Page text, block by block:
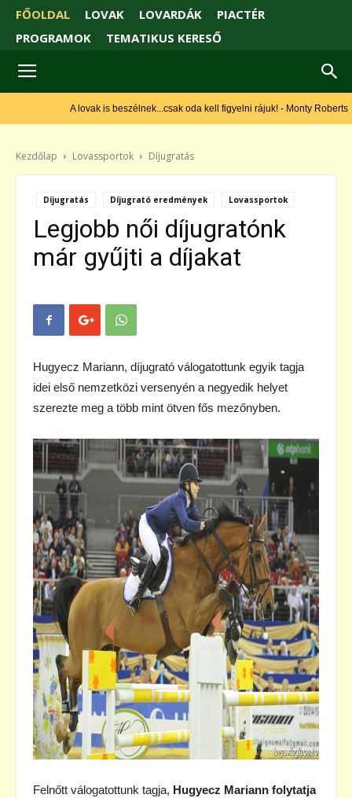
FŐOLDAL LOVAK LOVARDÁK
PIACTÉR
PROGRAMOK
TEMATIKUS KERESŐ
A lovak is beszélnek...csak oda kell figyelni rájuk! - Monty Roberts
Kezdőlap Lovassportok Díjugratás
Díjugratás Díjugrató eredmények Lovassportok
Legjobb női díjugratónk
már gyűjti a díjakat
Hugyecz Mariann, díjugrató válogatottunk egyik tagja
idei első nemzetközi versenyén a negyedik helyet
szerezte meg a több mint ötven fős mezőnyben.
Felnőtt válogatottunk tagja, Hugyecz Mariann folytatja